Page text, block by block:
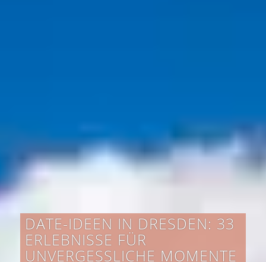
DATE-IDEEN IN DRESDEN: 33
ERLEBNISSE FÜR
UNVERGESSLICHE MOMENTE